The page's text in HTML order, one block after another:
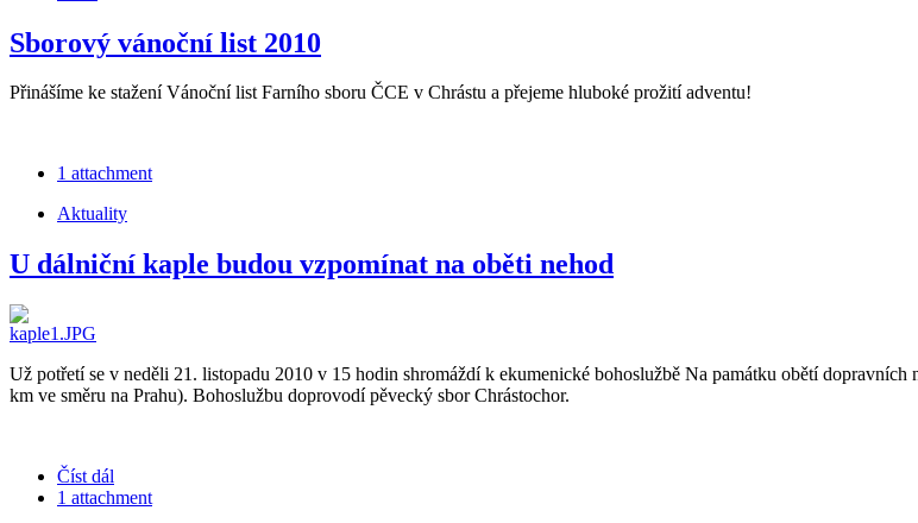
Sborový vánoční list 2010
Přinášíme ke stažení Vánoční list Farního sboru ČCE v Chrástu a přejeme hluboké prožití adventu!
1 attachment
Aktuality
U dálniční kaple budou vzpomínat na oběti nehod
Už potřetí se v neděli 21. listopadu 2010 v 15 hodin shromáždí k ekumenické bohoslužbě Na památku obětí
km ve směru na Prahu). Bohoslužbu doprovodí pěvecký sbor Chrástochor.
Číst dál
1 attachment